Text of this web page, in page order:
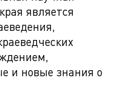
является
и новые знания о